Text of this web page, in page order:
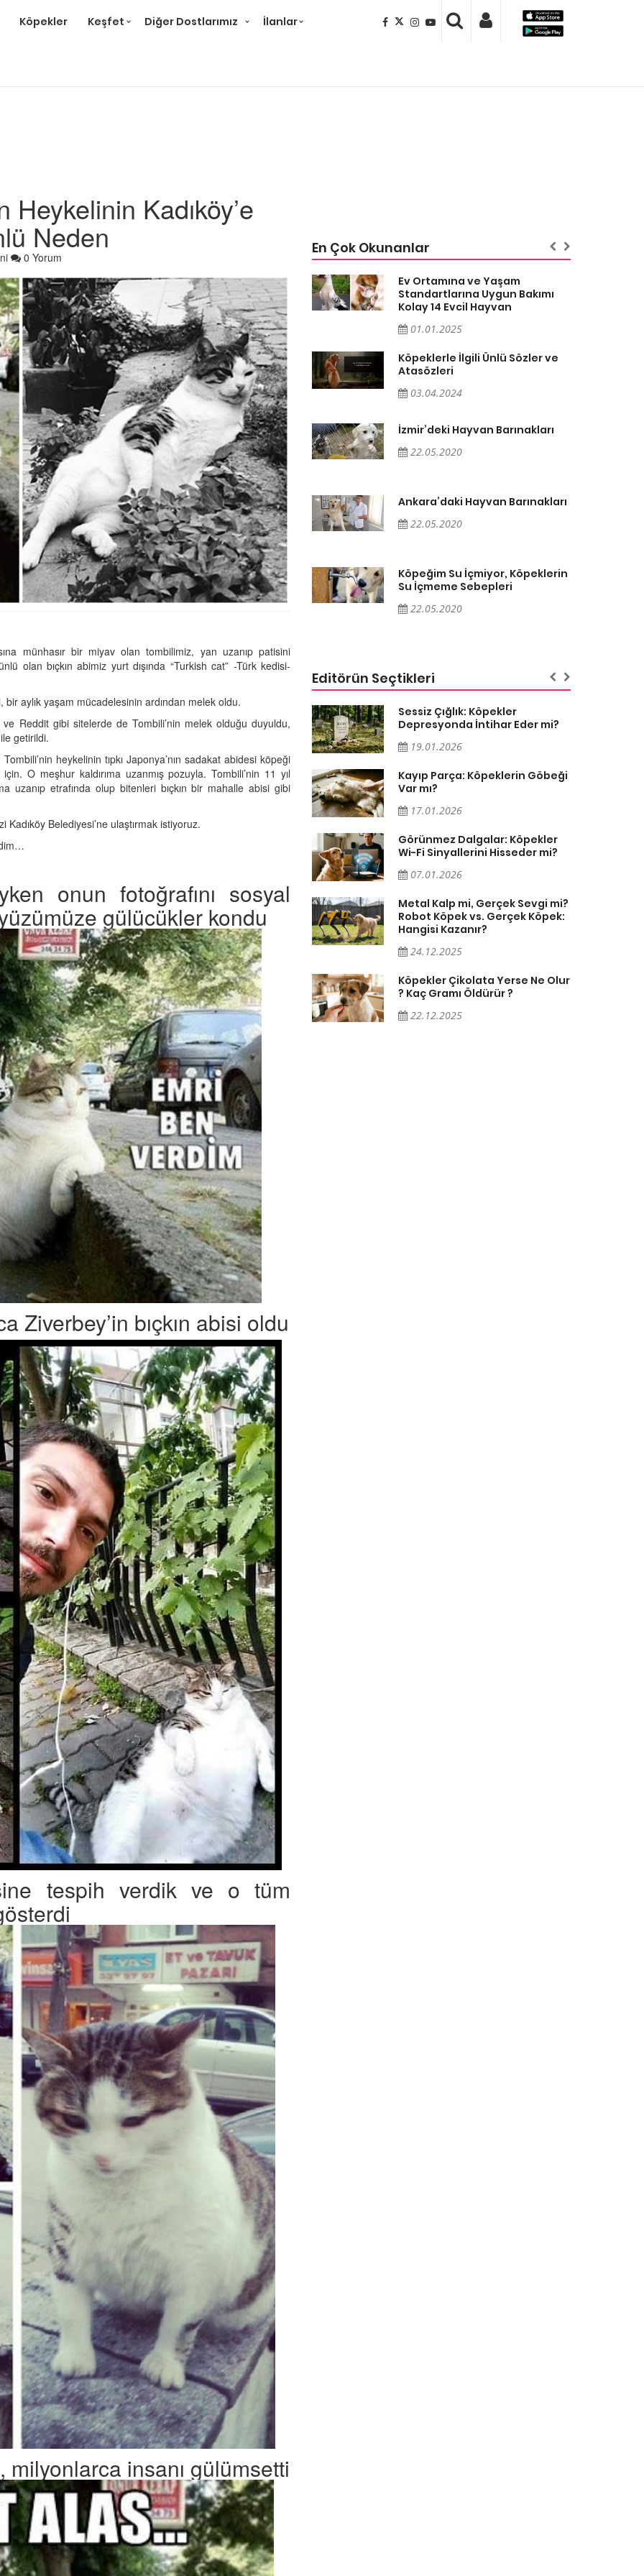
Köpekler Keşfet Diğer Dostlarımız İlanlar
Heykelinin Kadıköy’e
Neden
0 Yorum
münhasır bir miyav olan tombilimiz, yan uzanıp patisini
olan bıçkın abimiz yurt dışında “Turkish cat” -Türk kedisi-
bir aylık yaşam mücadelesinin ardından melek oldu.
Reddit gibi sitelerde de Tombili’nin melek olduğu duyuldu,
getirildi.
heykelinin tıpkı Japonya’nın sadakat abidesi köpeği
O meşhur kaldırıma uzanmış pozuyla. Tombili’nin 11 yıl
uzanıp etrafında olup bitenleri bıçkın bir mahalle abisi gibi
Belediyesi’ne ulaştırmak istiyoruz.
onun fotoğrafını sosyal
gülücükler kondu
Ziverbey’in bıçkın abisi oldu
tespih verdik ve o tüm
insanı gülümsetti
En Çok Okunanlar
ve
Ev Ortamına ve Yaşam
Standartlarına Uygun Bakımı
Kolay 14 Evcil Hayvan
01.01.2025
Köpeklerle İlgili Ünlü Sözler ve
Atasözleri
03.04.2024
İzmir’deki Hayvan Barınakları
22.05.2020
Ankara’daki Hayvan Barınakları
22.05.2020
Köpeğim Su İçmiyor, Köpeklerin
Su İçmeme Sebepleri
Ev Ortamına ve Yaşam
Standartlarına Uygun Bakımı
Kolay 14 Evcil Hayvan
01.01.2025
Köpeklerle İlgili Ünlü Sözler ve
Atasözleri
03.04.2024
İzmir’deki Hayvan Barınakları
22.05.2020
Ankara’daki Hayvan Barınakları
22.05.2020
Köpeğim Su İçmiyor, Köpeklerin
Su İçmeme Sebepleri
22.05.2020
Editörün Seçtikleri
ve
Temizliği: Adım Adım Rehber
Köpek Sporları: Agility Nedir?
Köpeğinizle Spor Yapmanın
11.10.2025
11.10.2025
Oyun ve Eğitim: “Köpekler İçin
Zeka Geliştirici Oyunlar”
09.10.2025
Köpeklerin mi Ağızları Daha
Temiz, İnsanların mı? Bilim Ne
Diyor?
05.10.2025
Sessiz Çığlık: Köpekler
Depresyonda İntihar Eder mi?
19.01.2026
Kayıp Parça: Köpeklerin Göbeği
Var mı?
17.01.2026
Görünmez Dalgalar: Köpekler
Wi-Fi Sinyallerini Hisseder mi?
07.01.2026
Metal Kalp mi, Gerçek Sevgi mi?
Robot Köpek vs. Gerçek Köpek:
Hangisi Kazanır?
24.12.2025
Köpekler Çikolata Yerse Ne Olur
? Kaç Gramı Öldürür ?
22.12.2025